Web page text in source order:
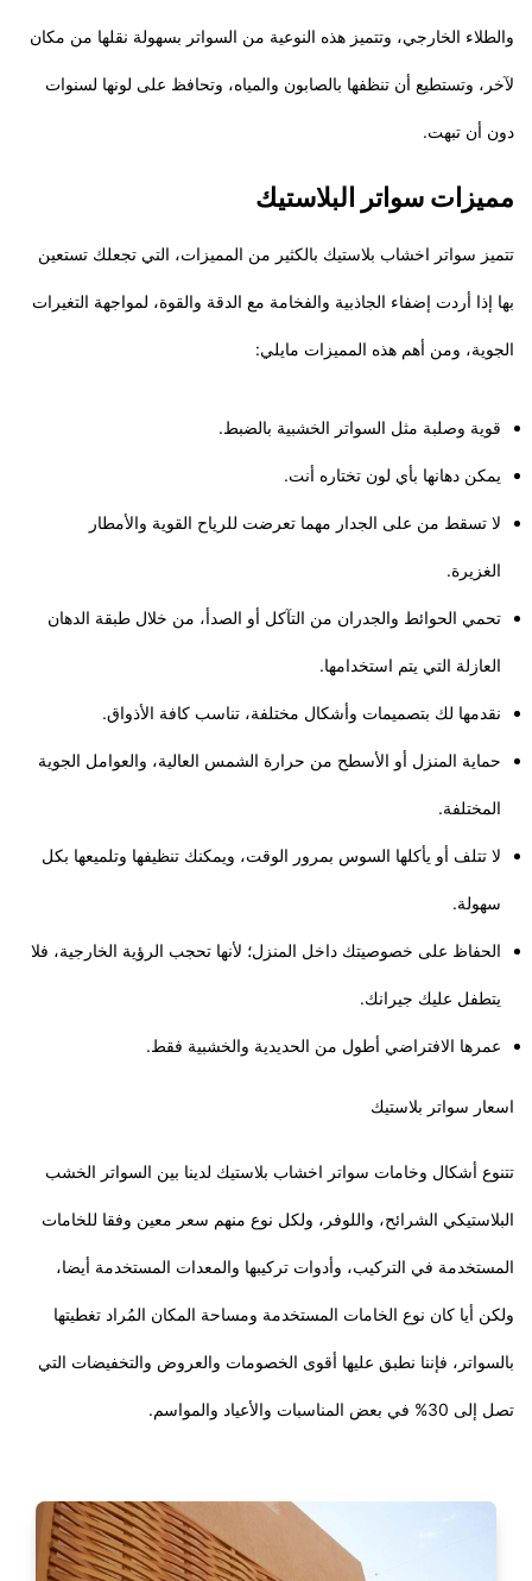
والطلاء الخارجي، وتتميز هذه النوعية من السواتر بسهولة نقلها من مكان
لآخر، وتستطيع أن تنظفها بالصابون والمياه، وتحافظ على لونها لسنوات
دون أن تبهت.
مميزات سواتر البلاستيك
تتميز سواتر اخشاب بلاستيك بالكثير من المميزات، التي تجعلك تستعين
بها إذا أردت إضفاء الجاذبية والفخامة مع الدقة والقوة، لمواجهة التغيرات
الجوية، ومن أهم هذه المميزات مايلي:
قوية وصلبة مثل السواتر الخشبية بالضبط.
يمكن دهانها بأي لون تختاره أنت.
لا تسقط من على الجدار مهما تعرضت للرياح القوية والأمطار
الغزيرة.
تحمي الحوائط والجدران من التآكل أو الصدأ، من خلال طبقة الدهان
العازلة التي يتم استخدامها.
نقدمها لك بتصميمات وأشكال مختلفة، تناسب كافة الأذواق.
حماية المنزل أو الأسطح من حرارة الشمس العالية، والعوامل الجوية
المختلفة.
لا تتلف أو يأكلها السوس بمرور الوقت، ويمكنك تنظيفها وتلميعها بكل
سهولة.
الحفاظ على خصوصيتك داخل المنزل؛ لأنها تحجب الرؤية الخارجية، فلا
يتطفل عليك جيرانك.
عمرها الافتراضي أطول من الحديدية والخشبية فقط.
اسعار سواتر بلاستيك
تتنوع أشكال وخامات سواتر اخشاب بلاستيك لدينا بين السواتر الخشب
البلاستيكي الشرائح، واللوفر، ولكل نوع منهم سعر معين وفقا للخامات
المستخدمة في التركيب، وأدوات تركيبها والمعدات المستخدمة أيضا،
ولكن أيا كان نوع الخامات المستخدمة ومساحة المكان المُراد تغطيتها
بالسواتر، فإننا نطبق عليها أقوى الخصومات والعروض والتخفيضات التي
تصل إلى 30% في بعض المناسبات والأعياد والمواسم.